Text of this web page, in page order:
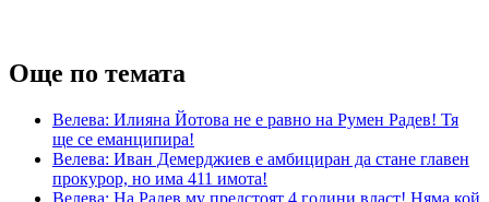
Още по темата
Велева: Илияна Йотова не е равно на Румен Радев! Тя
ще се еманципира!
Велева: Иван Демерджиев е амбициран да стане главен
прокурор, но има 411 имота!
Велева: На Радев му предстоят 4 години власт! Няма кой